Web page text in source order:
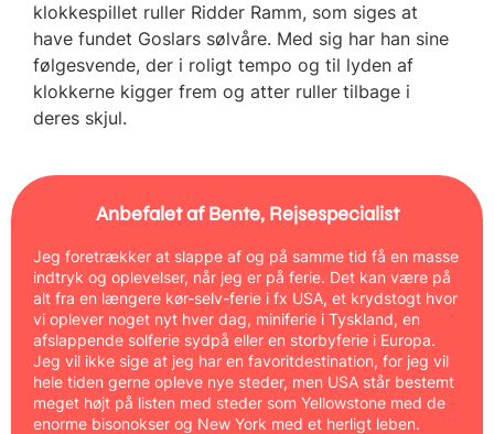
klokkespillet ruller Ridder Ramm, som siges at
have fundet Goslars sølvåre. Med sig har han sine
følgesvende, der i roligt tempo og til lyden af
klokkerne kigger frem og atter ruller tilbage i
deres skjul.
Anbefalet af Bente, Rejsespecialist
Jeg foretrækker at slappe af og på samme tid få en masse
indtryk og oplevelser, når jeg er på ferie. Det kan være på
alt fra en længere kør-selv-ferie i fx USA, et krydstogt hvor
vi oplever noget nyt hver dag, miniferie i Tyskland, en
afslappende solferie sydpå eller en storbyferie i Europa.
Jeg vil ikke sige at jeg har en favoritdestination, for jeg vil
hele tiden gerne opleve nye steder, men USA står bestemt
meget højt på listen med steder som Yellowstone med de
enorme bisonokser og New York med et herligt leben.